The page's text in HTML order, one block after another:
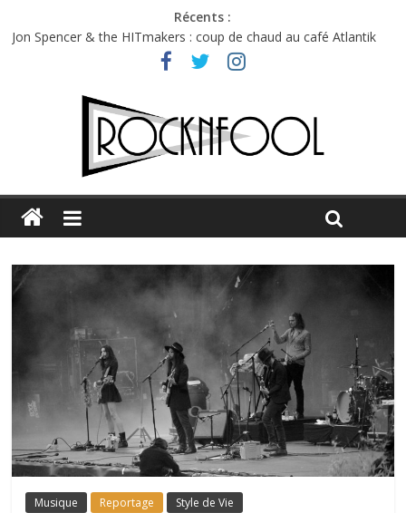
Récents :
Jon Spencer & the HITmakers : coup de chaud au café Atlantik
Hellfest 2026 vendredi : température et émotions en hausse
Hellfest 2026 jeudi : impossible de choisir entre chaleur et bonne
Première édition du Midgard Festival : entre bière, métal et
Charlie Puth à l’Olympia : la leçon de pop du Professeur Puth
Musique Reportage Style de Vie